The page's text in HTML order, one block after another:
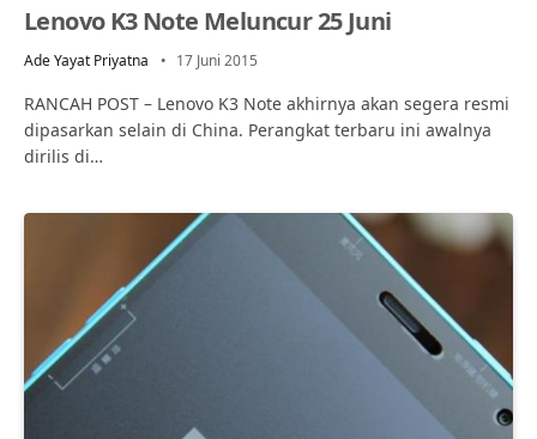
Lenovo K3 Note Meluncur 25 Juni
Ade Yayat Priyatna 17 Juni 2015
RANCAH POST – Lenovo K3 Note akhirnya akan segera resmi
dipasarkan selain di China. Perangkat terbaru ini awalnya
dirilis di…